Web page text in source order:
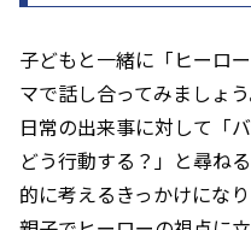
子どもと一緒に「ヒーロ
マで話し合ってみましょう
日常の出来事に対して「
どう行動する？」と尋ね
的に考えるきっかけになり